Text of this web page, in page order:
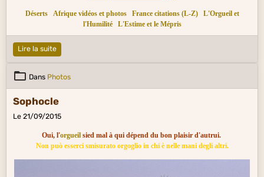
Déserts Afrique vidéos et photos France citations (L-Z)
L'Orgueil et
l'Humilité
L'Estime et le Mépris
Lire la suite
Dans Photos
Sophocle
Le 21/09/2015
Oui, l'orgueilsied mal à qui dépend du bon plaisir d'autrui.
Non può esserci smisurato orgoglio in chi è nelle mani degli altri.